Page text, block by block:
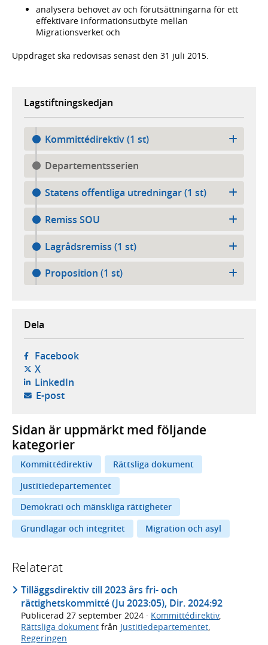
analysera behovet av och förutsättningarna för ett
effektivare informationsutbyte mellan
Migrationsverket och
Uppdraget ska redovisas senast den 31 juli 2015.
Lagstiftningskedjan
Kommittédirektiv (1 st)
Departementsserien
Statens offentliga utredningar (1 st)
Remiss SOU
Lagrådsremiss (1 st)
Proposition (1 st)
Dela
Facebook- öppnas i ny flik, extern webbplats,
X- öppnas i ny flik, extern webbplats,
LinkedIn- öppnas i ny flik, extern webbplats,
E-post- öppnar din e-postklient,
Sidan är uppmärkt med följande
kategorier
Kommittédirektiv
Rättsliga dokument
Justitiedepartementet
Demokrati och mänskliga rättigheter
Grundlagar och integritet
Migration och asyl
Relaterat
Tilläggsdirektiv till 2023 års fri- och
rättighetskommitté (Ju 2023:05), Dir. 2024:92
Publicerad 27 september 2024 · Kommittédirektiv,
Rättsliga dokument från Justitiedepartementet,
Regeringen